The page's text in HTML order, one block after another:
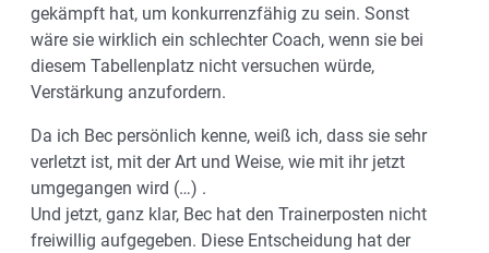
gekämpft hat, um konkurrenzfähig zu sein. Sonst
wäre sie wirklich ein schlechter Coach, wenn sie bei
diesem Tabellenplatz nicht versuchen würde,
Verstärkung anzufordern.
Da ich Bec persönlich kenne, weiß ich, dass sie sehr
verletzt ist, mit der Art und Weise, wie mit ihr jetzt
umgegangen wird (…) .
Und jetzt, ganz klar, Bec hat den Trainerposten nicht
freiwillig aufgegeben. Diese Entscheidung hat der